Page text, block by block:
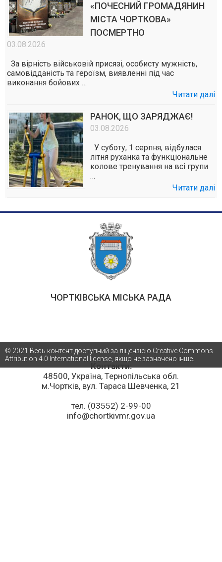
«ПОЧЕСНИЙ ГРОМАДЯНИН
МІСТА ЧОРТКОВА»
ПОСМЕРТНО
03.08.2026
За вірність військовій присязі, особисту мужність,
самовідданість та героїзм, виявленні під час
виконання бойових …
Читати далі
РАНОК, ЩО ЗАРЯДЖАЄ!
03.08.2026
У суботу, 1 серпня, відбулася
літня руханка та функціональне
колове тренування на всі групи
…
Читати далі
ЧОРТКІВСЬКА МІСЬКА РАДА
Контакти:
48500, Україна, Тернопільська обл.
м.Чортків, вул. Тараса Шевченка, 21
тел. (03552) 2-99-00
info@chortkivmr.gov.ua
© 2021 Весь контент доступний за ліцензією Creative Commons
Attribution 4.0 International license, якщо не зазначено інше.